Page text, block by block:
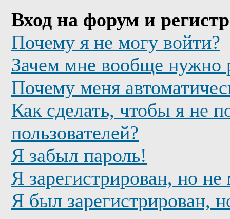
Вход на форум и
Почему я не могу войти?
Зачем мне вообще нужно
Почему меня
Как сделать, чтобы я не
пользователей?
Я забыл пароль!
Я зарегистрирован, но
Я был зарегистрирован,